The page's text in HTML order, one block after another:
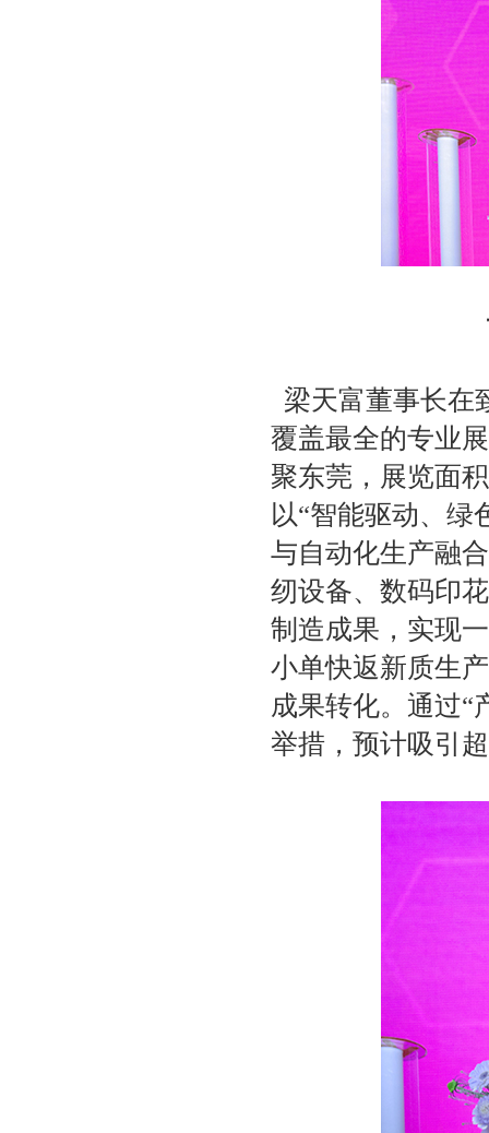
梁天富董事长在
覆盖最全的专业
聚东莞，展览面
以“智能驱动、绿
与自动化生产融
纫设备、数码印
制造成果，实现
小单快返新质生
成果转化。通过“
举措，预计吸引